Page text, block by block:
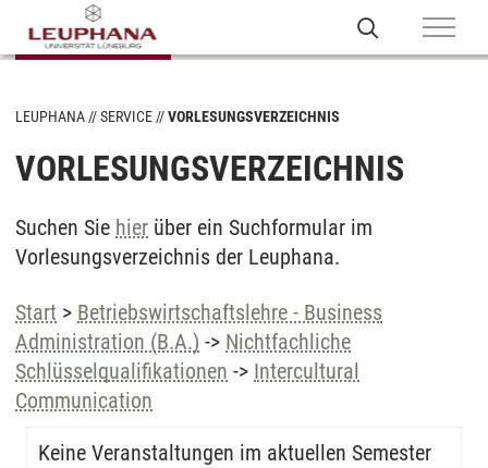
LEUPHANA SERVICE VORLESUNGSVERZEICHNIS
VORLESUNGSVERZEICHNIS
Suchen Sie hier über ein Suchformular im
Vorlesungsverzeichnis der Leuphana.
Start > Betriebswirtschaftslehre - Business
Administration (B.A.) -> Nichtfachliche
Schlüsselqualifikationen -> Intercultural
Communication
Keine Veranstaltungen im aktuellen Semester